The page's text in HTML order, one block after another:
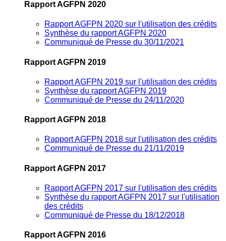
Rapport AGFPN 2020
Rapport AGFPN 2020 sur l'utilisation des crédits
Synthèse du rapport AGFPN 2020
Communiqué de Presse du 30/11/2021
Rapport AGFPN 2019
Rapport AGFPN 2019 sur l'utilisation des crédits
Synthèse du rapport AGFPN 2019
Communiqué de Presse du 24/11/2020
Rapport AGFPN 2018
Rapport AGFPN 2018 sur l'utilisation des crédits
Communiqué de Presse du 21/11/2019
Rapport AGFPN 2017
Rapport AGFPN 2017 sur l'utilisation des crédits
Synthèse du rapport AGFPN 2017 sur l'utilisation
des crédits
Communiqué de Presse du 18/12/2018
Rapport AGFPN 2016